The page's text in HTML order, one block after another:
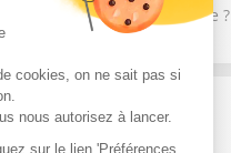
doit-elle être automatique ?